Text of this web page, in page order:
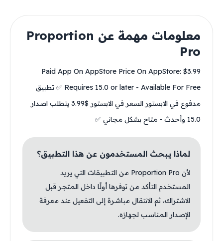
معلومات مهمة عن Proportion
Pro
Paid App On AppStore Price On AppStore: $3.99
Requires 15.0 or later - Available For Free ✅ تطبيق
مدفوع في الابستور السعر في الابستور $3.99 يتطلب اصدار
15.0 وأحدث - متاح بشكل مجاني ✅
لماذا يبحث المستخدمون عن هذا التطبيق؟
لأن Proportion Pro من التطبيقات التي يريد
المستخدم التأكد من توفرها أولًا داخل المتجر قبل
الاشتراك، ثم الانتقال مباشرة إلى التفعيل عند معرفة
الإصدار المناسب لجهازه.